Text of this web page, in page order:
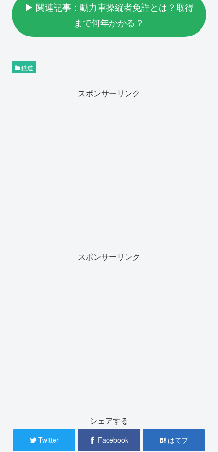
▶ 関連記事：動力車操縦者免許とは？取得
まで何年かかる？
鉄道
スポンサーリンク
スポンサーリンク
シェアする
Twitter Facebook はてブ